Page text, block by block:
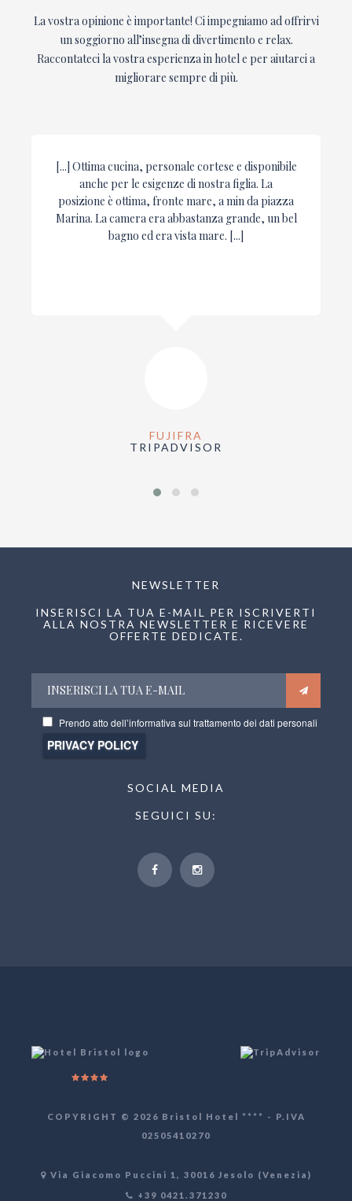
La vostra opinione è importante! Ci impegniamo ad offrirvi
un soggiorno all’insegna di divertimento e relax.
Raccontateci la vostra esperienza in hotel e per aiutarci a
migliorare sempre di più.
[...] Ottima cucina, personale cortese e disponibile
anche per le esigenze di nostra figlia. La
posizione è ottima, fronte mare, a min da piazza
Marina. La camera era abbastanza grande, un bel
bagno ed era vista mare. [...]
FUJIFRA
TRIPADVISOR
NEWSLETTER
INSERISCI LA TUA E-MAIL PER ISCRIVERTI
ALLA NOSTRA NEWSLETTER E RICEVERE
OFFERTE DEDICATE.
nel rispetto dei principi e dei tempi stabiliti dalla normativa vigente in materia
le informazioni richieste, ed eventualmente per definire/confermare la
Prendo atto dell’informativa sul trattamento dei dati personali
SOCIAL MEDIA
SEGUICI SU:
COPYRIGHT © 2026 Bristol Hotel **** - P.IVA
02505410270
Via Giacomo Puccini 1, 30016 Jesolo (Venezia)
+39 0421.371230